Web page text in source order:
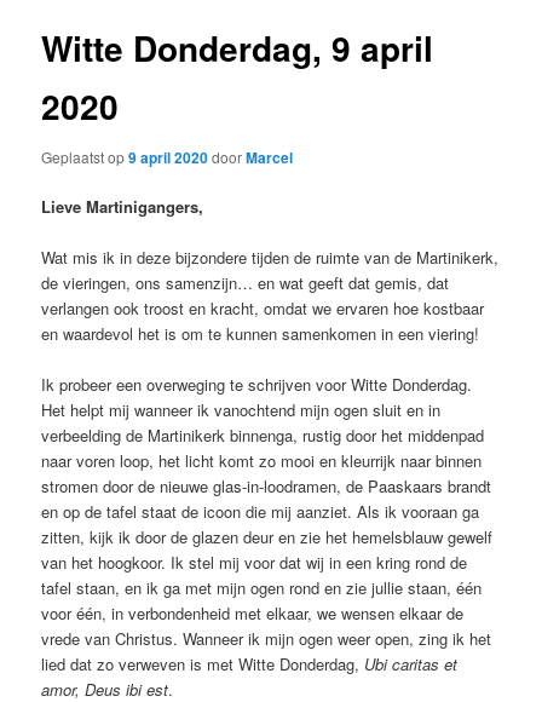
Witte Donderdag, 9 april
2020
Geplaatst op9 april 2020doorMarcel
Lieve Martinigangers,
Wat mis ik in deze bijzondere tijden de ruimte van de Martinikerk,
de vieringen, ons samenzijn… en wat geeft dat gemis, dat
verlangen ook troost en kracht, omdat we ervaren hoe kostbaar
en waardevol het is om te kunnen samenkomen in een viering!
Ik probeer een overweging te schrijven voor Witte Donderdag.
Het helpt mij wanneer ik vanochtend mijn ogen sluit en in
verbeelding de Martinikerk binnenga, rustig door het middenpad
naar voren loop, het licht komt zo mooi en kleurrijk naar binnen
stromen door de nieuwe glas-in-loodramen, de Paaskaars brandt
en op de tafel staat de icoon die mij aanziet. Als ik vooraan ga
zitten, kijk ik door de glazen deur en zie het hemelsblauw gewelf
van het hoogkoor. Ik stel mij voor dat wij in een kring rond de
tafel staan, en ik ga met mijn ogen rond en zie jullie staan, één
voor één, in verbondenheid met elkaar, we wensen elkaar de
vrede van Christus. Wanneer ik mijn ogen weer open, zing ik het
lied dat zo verweven is met Witte Donderdag, Ubi caritas et
amor, Deus ibi est.